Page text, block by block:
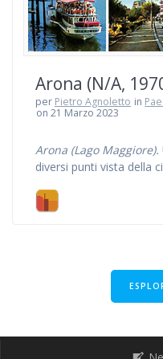
Arona (N/A,
per Pietro Agnoletto in
on 21 Marzo 2023
Arona (Lago Maggiore).
diversi punti vista della